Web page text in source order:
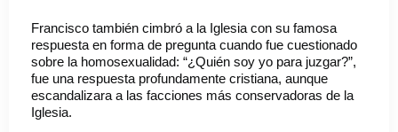
Francisco también cimbró a la Iglesia con su famosa
respuesta en forma de pregunta cuando fue cuestionado
sobre la homosexualidad: “¿Quién soy yo para juzgar?”,
fue una respuesta profundamente cristiana, aunque
escandalizara a las facciones más conservadoras de la
Iglesia.